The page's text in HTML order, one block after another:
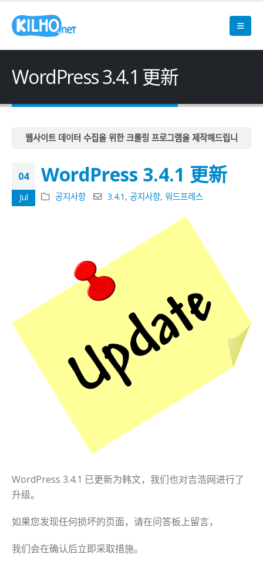
WordPress 3.4.1 更新
웹사이트 데이터 수집을 위한 크롤링 프로그램을 제작해드립니
웹사이트 데이터 수집을 위한 크롤링 프로그램을 제작해드립니
다
웹사이트 데이터 수집을 위한 크롤링 프로그램을 제작해드립니
웹사이트 데이터 수집을 위한 크롤링 프로그램을 제작해드립니
다
웹사이트 데이터 수집을 위한 크롤링 프로그램을 제작해드립니
04
Jul
WordPress 3.4.1 更新
공지사항 3.4.1 , 공지사항, 워드프레스
WordPress 3.4.1 已更新为韩文，我们也对吉浩网进行了
升级。
如果您发现任何损坏的页面，请在问答板上留言，
我们会在确认后立即采取措施。